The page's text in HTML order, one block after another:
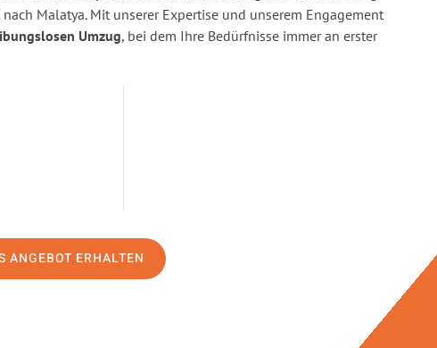
Malatya. Mit unserer Expertise und unserem Engagement
Umzug, bei dem Ihre Bedürfnisse immer an erster
ANGEBOT ERHALTEN